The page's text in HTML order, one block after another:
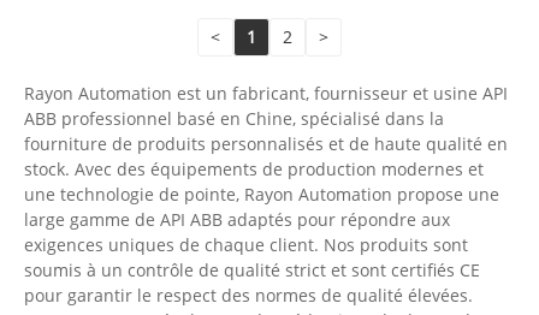
< 1 2 >
Rayon Automation est un fabricant, fournisseur et usine API
ABB professionnel basé en Chine, spécialisé dans la
fourniture de produits personnalisés et de haute qualité en
stock. Avec des équipements de production modernes et
une technologie de pointe, Rayon Automation propose une
large gamme de API ABB adaptés pour répondre aux
exigences uniques de chaque client. Nos produits sont
soumis à un contrôle de qualité strict et sont certifiés CE
pour garantir le respect des normes de qualité élevées.